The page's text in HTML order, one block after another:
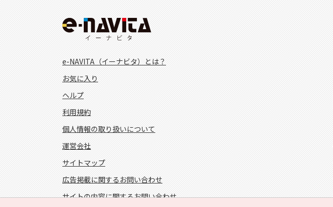
e-NAVITA（イーナビタ）とは？
お気に入り
ヘルプ
利用規約
個人情報の取り扱いについて
運営会社
サイトマップ
広告掲載に関するお問い合わせ
サイトの内容に関するお問い合わせ